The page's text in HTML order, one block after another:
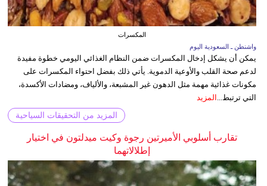
المكسرات
واشنطن ـ السعودية اليوم
يمكن أن يشكل إدخال المكسرات ضمن النظام الغذائي اليومي خطوة مفيدة
لدعم صحة القلب والأوعية الدموية. يأتي ذلك بفضل احتواء المكسرات على
مكونات غذائية مهمة مثل الدهون غير المشبعة، والألياف، ومضادات الأكسدة،
التي ترتبط...
المزيد
المزيد من التحقيقات السياحية
تقارب أسلوبي الأميرتين رجوة وكيت ميدلتون في اختيار
إطلالاتهما